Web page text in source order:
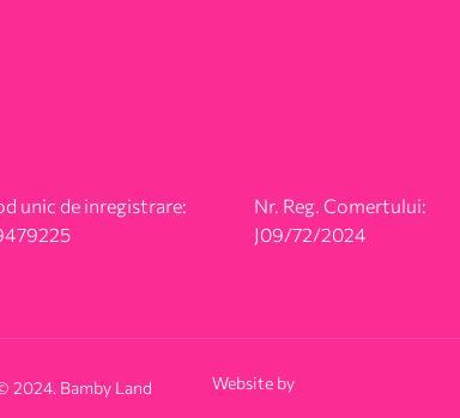
unic de inregistrare:
Nr. Reg. Comertului:
J09/72/2024
2024. Bamby Land Website by